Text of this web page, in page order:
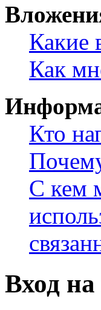
Какие
Как
Кто
С кем
Вход